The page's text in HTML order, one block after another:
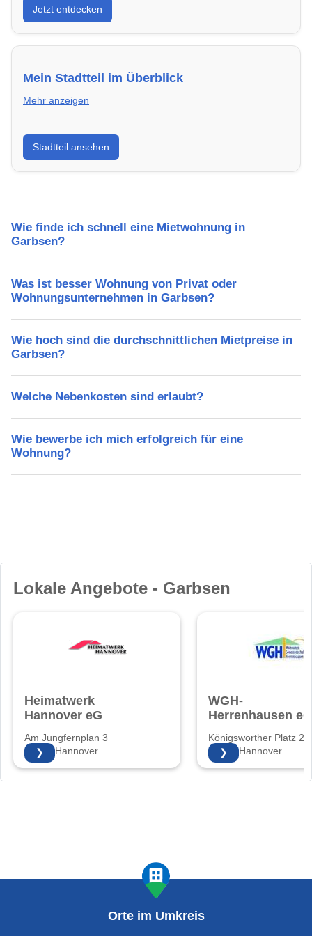
energieeffizient und sofort bezugsfertig.
Jetzt entdecken
Mein Stadtteil im Überblick
Mehr anzeigen
Erfahre mehr über deinen Stadtteil in Garbsen:
Lebensqualität, Verkehrsanbindung, Schulen,
Stadtteil ansehen
Wie finde ich schnell eine Mietwohnung in
Garbsen?
Was ist besser Wohnung von Privat oder
Wohnungsunternehmen in Garbsen?
Wie hoch sind die durchschnittlichen Mietpreise in
Garbsen?
Welche Nebenkosten sind erlaubt?
Wie bewerbe ich mich erfolgreich für eine
Wohnung?
Lokale Angebote - Garbsen
Heimatwerk
Hannover eG
Am Jungfernplan 3
30171 Hannover
❯
WGH-
Herrenhausen eG
Königsworther Platz 2
30167 Hannover
❯
Orte im Umkreis